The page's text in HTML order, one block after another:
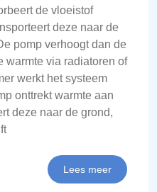
de vloeistof
deze naar de
pomp verhoogt dan de
warmte via radiatoren of
werkt het systeem
onttrekt warmte aan
deze naar de grond,
Lees meer